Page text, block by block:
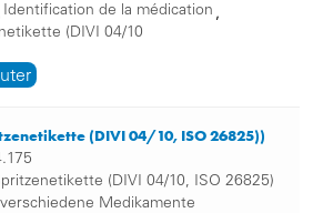
Identification de la médication ,
(DIVI 04/10
(DIVI 04/10, ISO 26825))
(DIVI 04/10, ISO 26825)
verschiedene Medikamente